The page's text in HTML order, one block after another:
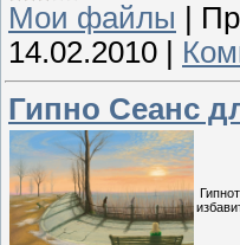
Мои файлы
14.02.2010
Гипно Сеанс